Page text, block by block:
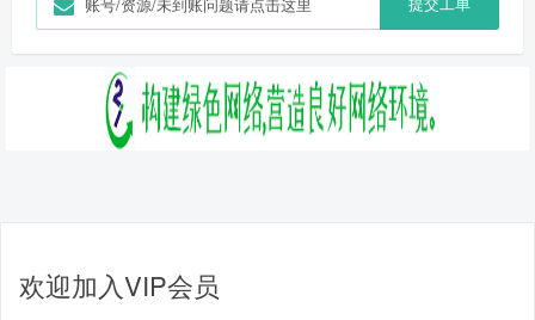
欢迎加入VIP会员